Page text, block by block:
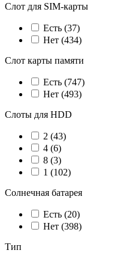
Слот для SIM-карты
Есть (37)
Нет (434)
Слот карты памяти
Есть (747)
Нет (493)
Слоты для HDD
2 (43)
4 (6)
8 (3)
1 (102)
Солнечная батарея
Есть (20)
Нет (398)
Тип